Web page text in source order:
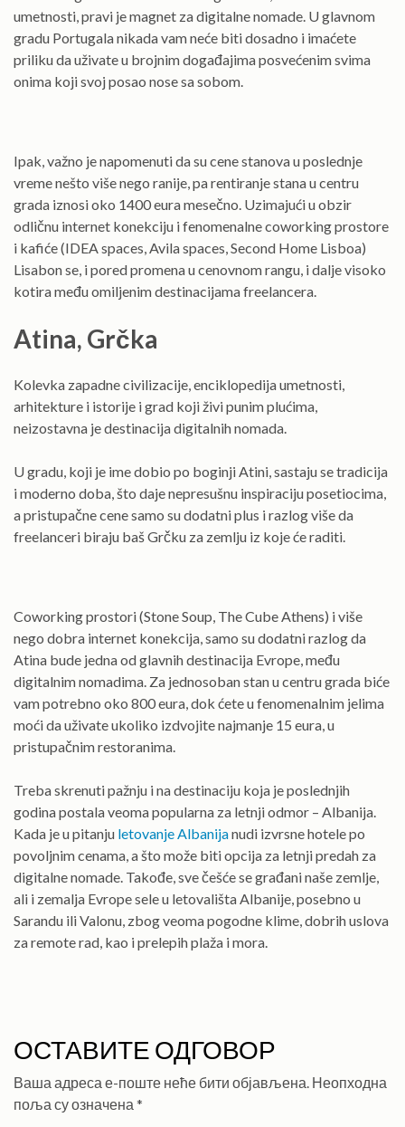
umetnosti, pravi je magnet za digitalne nomade. U glavnom
gradu Portugala nikada vam neće biti dosadno i imaćete
priliku da uživate u brojnim događajima posvećenim svima
onima koji svoj posao nose sa sobom.
Ipak, važno je napomenuti da su cene stanova u poslednje
vreme nešto više nego ranije, pa rentiranje stana u centru
grada iznosi oko 1400 eura mesečno. Uzimajući u obzir
odličnu internet konekciju i fenomenalne coworking prostore
i kafiće (IDEA spaces, Avila spaces, Second Home Lisboa)
Lisabon se, i pored promena u cenovnom rangu, i dalje visoko
kotira među omiljenim destinacijama freelancera.
Atina, Grčka
Kolevka zapadne civilizacije, enciklopedija umetnosti,
arhitekture i istorije i grad koji živi punim plućima,
neizostavna je destinacija digitalnih nomada.
U gradu, koji je ime dobio po boginji Atini, sastaju se tradicija
i moderno doba, što daje nepresušnu inspiraciju posetiocima,
a pristupačne cene samo su dodatni plus i razlog više da
freelanceri biraju baš Grčku za zemlju iz koje će raditi.
Coworking prostori (Stone Soup, The Cube Athens) i više
nego dobra internet konekcija, samo su dodatni razlog da
Atina bude jedna od glavnih destinacija Evrope, među
digitalnim nomadima. Za jednosoban stan u centru grada biće
vam potrebno oko 800 eura, dok ćete u fenomenalnim jelima
moći da uživate ukoliko izdvojite najmanje 15 eura, u
pristupačnim restoranima.
Treba skrenuti pažnju i na destinaciju koja je poslednjih
godina postala veoma popularna za letnji odmor – Albanija.
Kada je u pitanju letovanje Albanijanudi izvrsne hotele po
povoljnim cenama, a što može biti opcija za letnji predah za
digitalne nomade. Takođe, sve češće se građani naše zemlje,
ali i zemalja Evrope sele u letovališta Albanije, posebno u
Sarandu ili Valonu, zbog veoma pogodne klime, dobrih uslova
za remote rad, kao i prelepih plaža i mora.
ОСТАВИТЕ ОДГОВОР
Ваша адреса е-поште неће бити објављена. Неопходна
поља су означена *